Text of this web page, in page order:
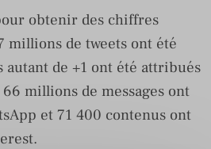
obtenir des chiffres
millions de tweets ont été
autant de +1 ont été attribués
millions de messages ont
et 71 400 contenus ont